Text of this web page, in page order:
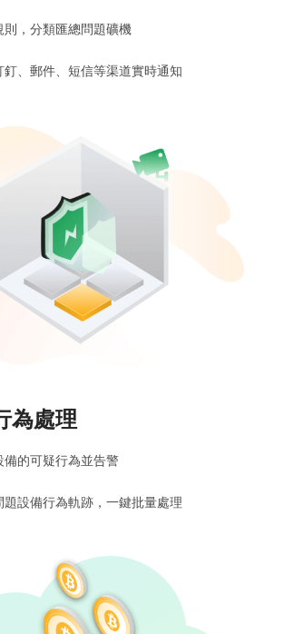
，分類匯總問題礦機
、郵件、短信等渠道實時通知
為處理
備的可疑行為並告警
題設備行為軌跡，一鍵批量處理